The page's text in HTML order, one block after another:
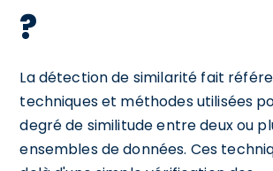
?
La détection de similarité fait
techniques et méthodes utilisées
degré de similitude entre deux ou
ensembles de données. Ces